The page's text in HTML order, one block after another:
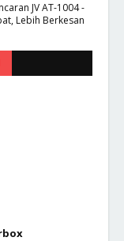
JV AT-1004 -
Lebih Berkesan